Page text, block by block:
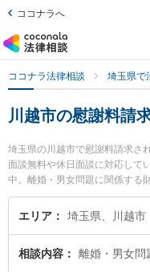
ココナラへ
ココナラ法律相談 埼玉県で
川越市の慰謝料請
埼玉県の川越市で慰謝料請求さ
面談無料や休日面談に対応して
中。離婚・男女問題に関係する
り込み検索もでき便利です。特
哲弁護士や弁護士法人心 川越
を今すぐに弁護士に相談したい
エリア 埼玉県、川越市
相談内容 離婚・男女問